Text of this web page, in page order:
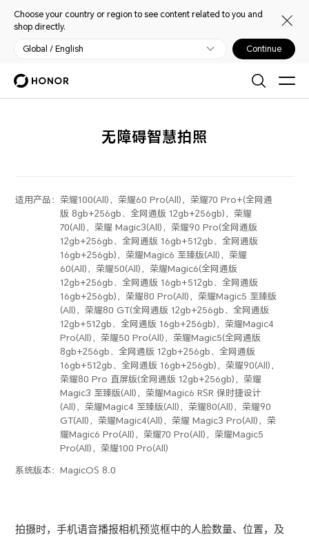
Choose your country or region to see content related to you and
shop directly.
Global / English Continue
无障碍智慧拍照
适用产品： 荣耀100(All)，荣耀60 Pro(All)，荣耀70 Pro+(全网通
版 8gb+256gb、全网通版 12gb+256gb)，荣耀
70(All)，荣耀 Magic3(All)，荣耀90 Pro(全网通版
12gb+256gb、全网通版 16gb+512gb、全网通版
16gb+256gb)，荣耀Magic6 至臻版(All)，荣耀
60(All)，荣耀50(All)，荣耀Magic6(全网通版
12gb+256gb、全网通版 16gb+512gb、全网通版
16gb+256gb)，荣耀80 Pro(All)，荣耀Magic5 至臻版
(All)，荣耀80 GT(全网通版 12gb+256gb、全网通版
12gb+512gb、全网通版 16gb+256gb)，荣耀Magic4
Pro(All)，荣耀50 Pro(All)，荣耀Magic5(全网通版
8gb+256gb、全网通版 12gb+256gb、全网通版
16gb+512gb、全网通版 16gb+256gb)，荣耀90(All)，
荣耀80 Pro 直屏版(全网通版 12gb+256gb)，荣耀
Magic3 至臻版(All)，荣耀Magic6 RSR 保时捷设计
(All)，荣耀Magic4 至臻版(All)，荣耀80(All)，荣耀90
GT(All)，荣耀Magic4(All)，荣耀 Magic3 Pro(All)，荣
耀Magic6 Pro(All)，荣耀70 Pro(All)，荣耀Magic5
Pro(All)，荣耀100 Pro(All)
系统版本：MagicOS 8.0
拍摄时，手机语音播报相机预览框中的人脸数量、位置，及